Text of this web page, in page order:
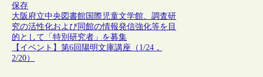
保存
大阪府立中央図書館国際児童文学館、調査研
究の活性化および同館の情報発信強化等を目
的として「特別研究者」を募集
【イベント】第6回陽明文庫講座（1/24，
2/20）